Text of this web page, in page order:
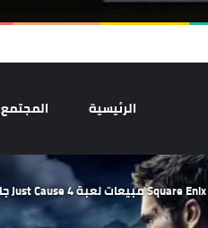
الرئيسية المجتمع